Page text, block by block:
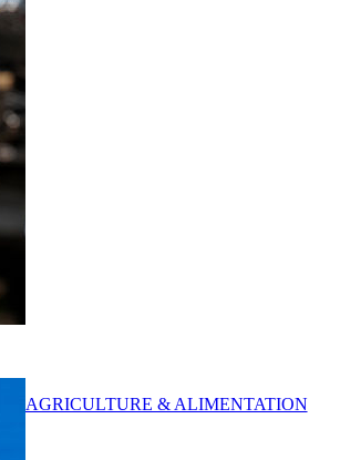
AGRICULTURE & ALIMENTATION